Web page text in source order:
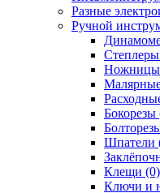
Разные
Ручной
Ножницы
Бокорезы
Шпатели
Клещи (0)
Ключи и